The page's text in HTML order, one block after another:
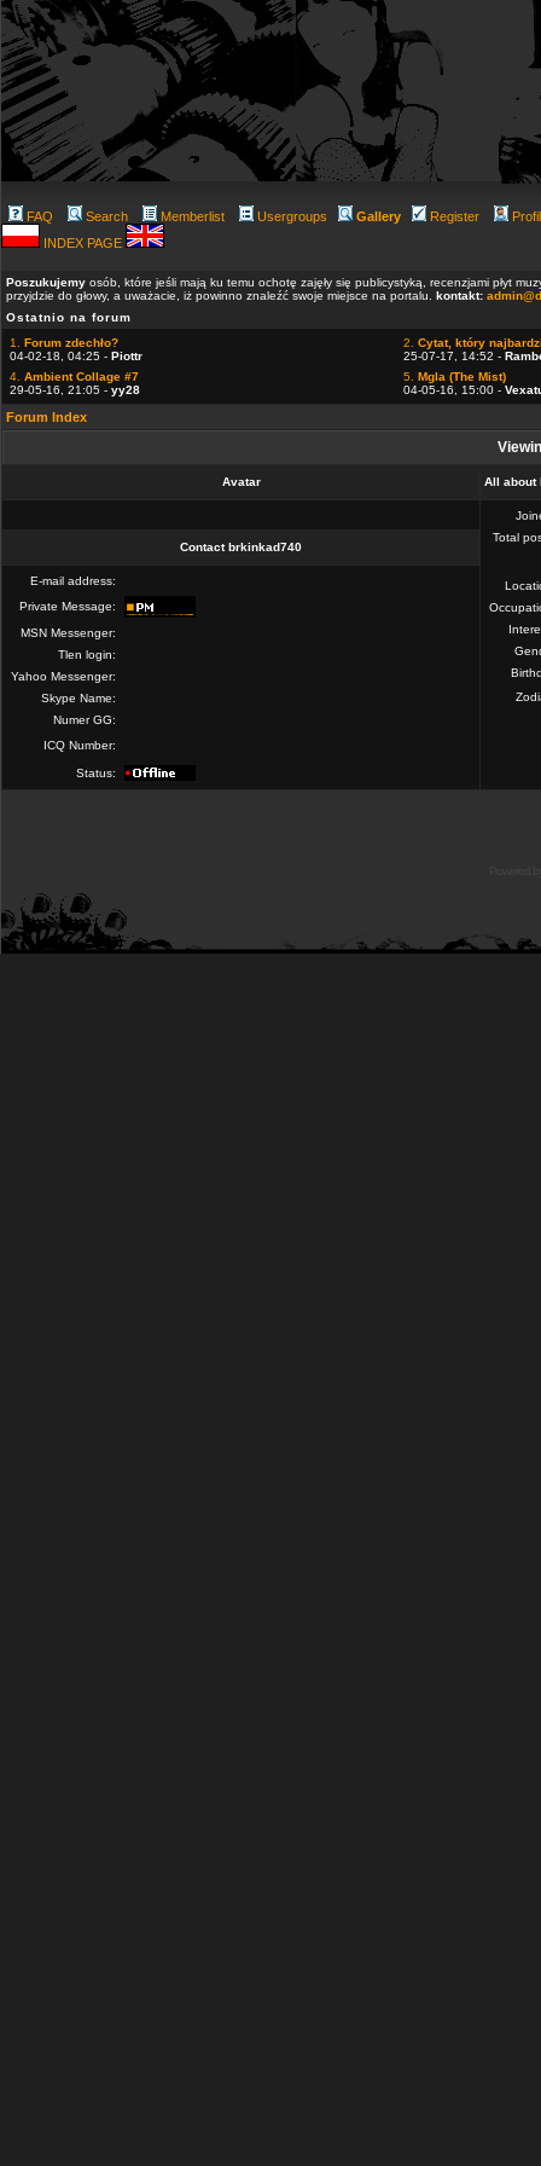
FAQ Search Memberlist Usergroups Gallery Register
INDEX PAGE
Poszukujemy osób, które jeśli mają ku temu ochotę zajęły się publicystyką, recenzjami płyt
przyjdzie do głowy, a uważacie, iż powinno znaleźć swoje miejsce na portalu. kontakt:
Ostatnio na forum
1. Forum zdechło?
04-02-18, 04:25 - Piottr
2. Cytat, który
25-07-17, 14:52 -
4. Ambient Collage #7
29-05-16, 21:05 - yy28
5. Mgla (The Mist)
04-05-16, 15:00 -
Forum Index
Avatar All about
Total
Contact brkinkad740
E-mail address:
Private Message:
MSN Messenger:
Tlen login:
Yahoo Messenger:
Skype Name:
Numer GG:
ICQ Number:
Status: